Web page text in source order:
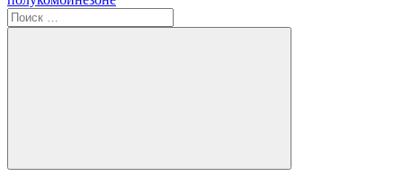
записям
Поиск
для:
Поиск